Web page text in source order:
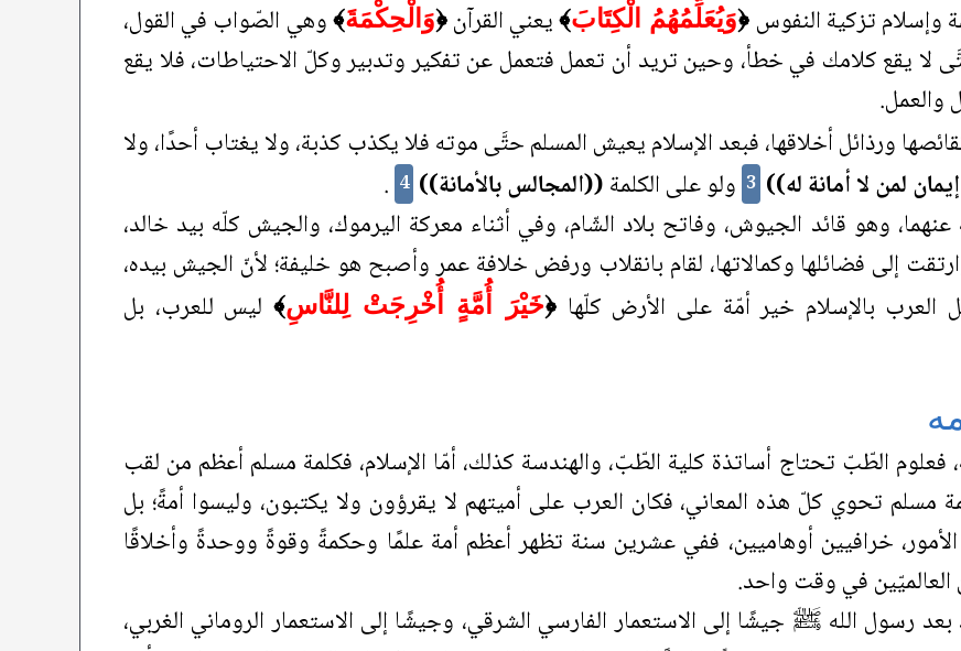
وإسلام تزكية النفوس ﴿وَيُعَلِّمُهُمُ الْكِتَابَ﴾يعني القرآن﴿وَالْحِكْمَةَ﴾ وهي الصّواب في القول،
لا يقع كلامك في خطأ، وحين تريد أن تعمل فتعمل عن تفكير وتدبير وكلّ الاحتياطات، فلا يقع
والعمل.
ورذائل أخلاقها، فبعد الإسلام يعيش المسلم حتَّى موته فلا يكذب كذبة، ولا يغتاب أحدًا، ولا
لمن لا أمانة له)) 3 ولو على الكلمة((المجالس بالأمانة)) 4
.
وهو قائد الجيوش، وفاتح بلاد الشّام، وفي أثناء معركة اليرموك، والجيش كلّه بيد خالد،
إلى فضائلها وكمالاتها، لقام بانقلاب ورفض خلافة عمر وأصبح هو خليفة؛ لأنّ الجيش بيده،
العرب بالإسلام خير أمّة على الأرض كلّها﴿خَيْرَ أُمَّةٍ أُخْرِجَتْ لِلنَّاسِ﴾ ليس للعرب، بل
فعلوم الطّبّ تحتاج أساتذة كلية الطّبّ، والهندسة كذلك، أمّا الإسلام، فكلمة مسلم أعظم من لقب
مسلم تحوي كلّ هذه المعاني، فكان العرب على أميتهم لا يقرؤون ولا يكتبون، وليسوا أمةً؛ بل
خرافيين أوهاميين، ففي عشرين سنة تظهر أعظم أمة علمًا وحكمةً وقوةً ووحدةً وأخلاقًا
العالميّين في وقت واحد.
رسول الله ﷺ جيشًا إلى الاستعمار الفارسي الشرقي، وجيشًا إلى الاستعمار الروماني الغربي،